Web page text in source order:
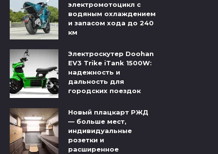
электромотоцикл с
водяным охлаждением
и запасом хода до 240
км
Электроскутер Doohan
EV3 Trike iTank 1500W:
надежность и
дальность для
городских поездок
Новый плацкарт РЖД
— больше мест,
индивидуальные
розетки и
расширенное